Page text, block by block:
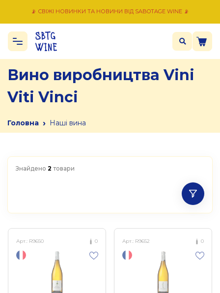
📡 СВІЖІ НОВИНКИ ТА НОВИНИ ВІД SABOTAGE WINE 📡
Вино виробництва Vini
Viti Vinci
Головна › Наші вина
Знайдено 2 товари
Арт.: R9650 0 Арт.: R9652 0